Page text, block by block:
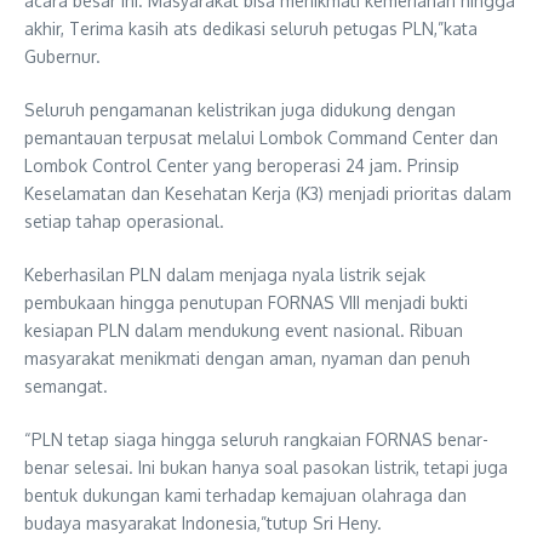
akhir, Terima kasih ats dedikasi seluruh petugas PLN,”kata
Gubernur.
Seluruh pengamanan kelistrikan juga didukung dengan
pemantauan terpusat melalui Lombok Command Center dan
Lombok Control Center yang beroperasi 24 jam. Prinsip
Keselamatan dan Kesehatan Kerja (K3) menjadi prioritas dalam
setiap tahap operasional.
Keberhasilan PLN dalam menjaga nyala listrik sejak
pembukaan hingga penutupan FORNAS VIII menjadi bukti
kesiapan PLN dalam mendukung event nasional. Ribuan
masyarakat menikmati dengan aman, nyaman dan penuh
semangat.
“PLN tetap siaga hingga seluruh rangkaian FORNAS benar-
benar selesai. Ini bukan hanya soal pasokan listrik, tetapi juga
bentuk dukungan kami terhadap kemajuan olahraga dan
budaya masyarakat Indonesia,”tutup Sri Heny.